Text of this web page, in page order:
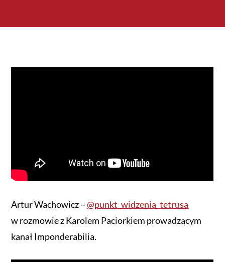
Artur Wachowicz –@punkt_widzenia_tetrusa
w rozmowie z Karolem Paciorkiem prowadzącym
kanał Imponderabilia.